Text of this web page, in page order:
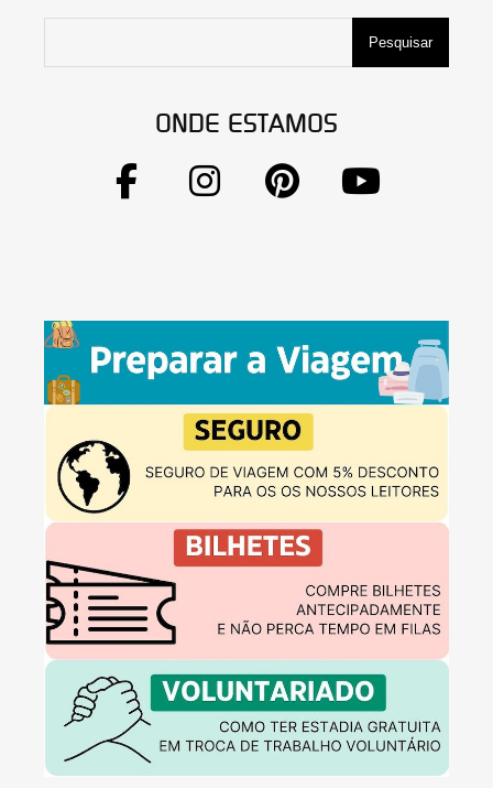
Pesquisar
ONDE ESTAMOS